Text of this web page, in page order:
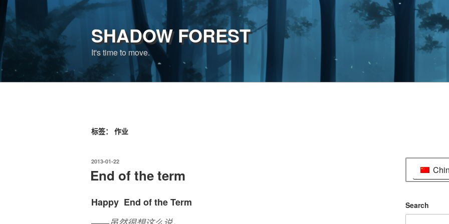
跳
至
容
SHADOW FOREST
It's time to move.
标签：作业
发
于
2013-01-22
End of the term
Happy End of the Term Search